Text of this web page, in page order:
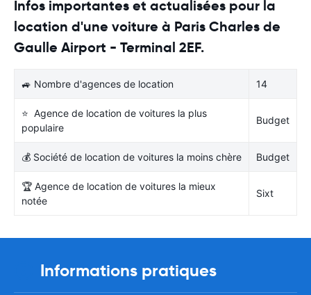
Infos importantes et actualisées pour la
location d'une voiture à Paris Charles de
Gaulle Airport - Terminal 2EF.
🚙 Nombre d'agences de location 14
⭐ Agence de location de voitures la plus
populaire
Budget
💰 Société de location de voitures la moins chère Budget
🏆 Agence de location de voitures la mieux
notée
Sixt
Informations pratiques